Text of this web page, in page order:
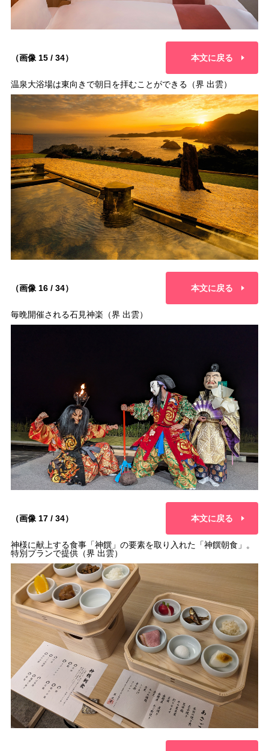
（画像 15 / 34） 本文に戻る
温泉大浴場は東向きで朝日を拝むことができる（界 出雲）
（画像 16 / 34） 本文に戻る
毎晩開催される石見神楽（界 出雲）
（画像 17 / 34） 本文に戻る
神様に献上する食事「神饌」の要素を取り入れた「神饌朝食」。
特別プランで提供（界 出雲）